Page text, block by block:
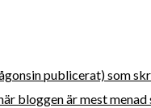
publicerat) som
är mest